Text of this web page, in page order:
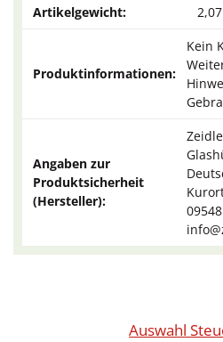
Artikelgewicht: 2,07
Produktinformationen:
Kein
Angaben zur
Produktsicherheit
(Hersteller):
09548
Auswahl